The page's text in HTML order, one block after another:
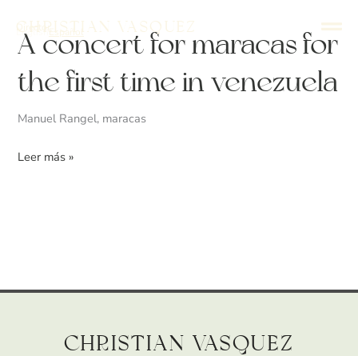
contenido
Christian Vasquez
Director
EnglishEspañol
A concert for maracas for
the first time in venezuela
Manuel Rangel, maracas
A
concert
for
for
first
Leer más »
Christian Vasquez